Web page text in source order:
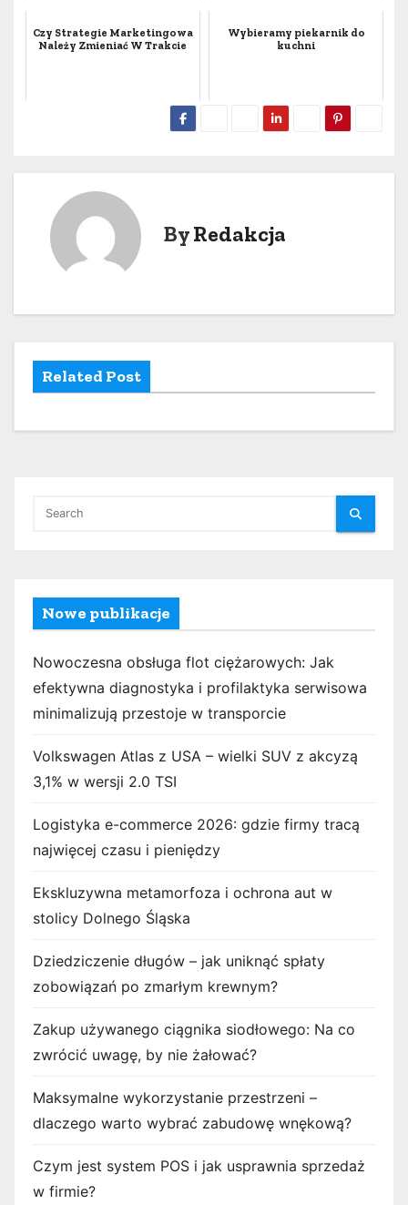
Czy Strategie Marketingowa
Należy Zmieniać W Trakcie
Wybieramy piekarnik do
kuchni
ByRedakcja
Related Post
Nowe publikacje
Nowoczesna obsługa flot ciężarowych: Jak
efektywna diagnostyka i profilaktyka serwisowa
minimalizują przestoje w transporcie
Volkswagen Atlas z USA – wielki SUV z akcyzą
3,1% w wersji 2.0 TSI
Logistyka e-commerce 2026: gdzie firmy tracą
najwięcej czasu i pieniędzy
Ekskluzywna metamorfoza i ochrona aut w
stolicy Dolnego Śląska
Dziedziczenie długów – jak uniknąć spłaty
zobowiązań po zmarłym krewnym?
Zakup używanego ciągnika siodłowego: Na co
zwrócić uwagę, by nie żałować?
Maksymalne wykorzystanie przestrzeni –
dlaczego warto wybrać zabudowę wnękową?
Czym jest system POS i jak usprawnia sprzedaż
w firmie?